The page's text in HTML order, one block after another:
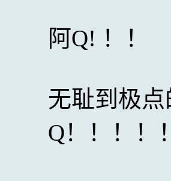
阿Q! ！！
无耻到极
Q！！！！！